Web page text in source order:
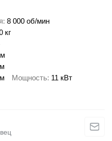
8 000 об/мин
кг
Мощность 11 кВт